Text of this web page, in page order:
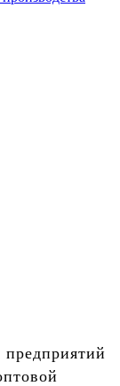
предприятий